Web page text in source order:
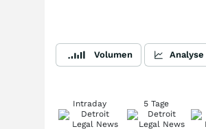
Volumen Analyse
Intraday 5 Tage